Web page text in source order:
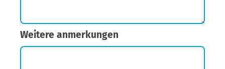
Weitere anmerkungen